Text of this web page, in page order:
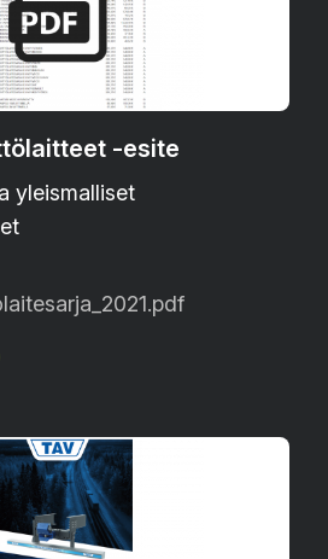
-esite
yleismalliset